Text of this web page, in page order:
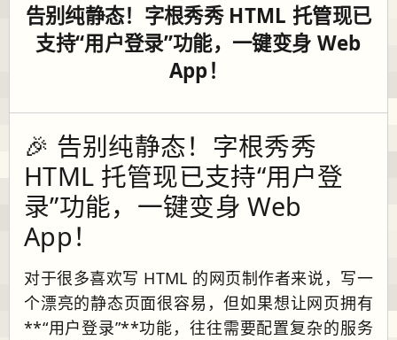
告别纯静态！字根秀秀 HTML 托管现已
支持“用户登录”功能，一键变身 Web
App！
🎉 告别纯静态！字根秀秀
HTML 托管现已支持“用户登
录”功能，一键变身 Web
App！
对于很多喜欢写 HTML 的网页制作者来说，写一
个漂亮的静态页面很容易，但如果想让网页拥有
**“用户登录”**功能，往往需要配置复杂的服务